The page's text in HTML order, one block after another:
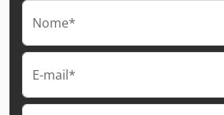
Nome*
E-mail*